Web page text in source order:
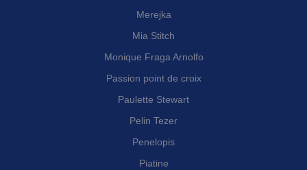
Merejka
Mia Stitch
Monique Fraga Arnolfo
Passion point de croix
Paulette Stewart
Pelin Tezer
Penelopis
Piatine